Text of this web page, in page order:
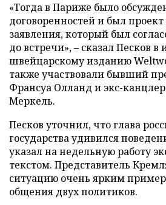
«Тогда в Париже было
договоренностей и был проект
заявления, который был
до встречи», – сказал Песков в
швейцарскому изданию
также участвовали бывший
Франсуа Олланд и экс-
Меркель.
Песков уточнил, что глава
государства удивился
указал на недельную работу
текстом. Представитель
ситуацию очень ярким
общения двух политиков.